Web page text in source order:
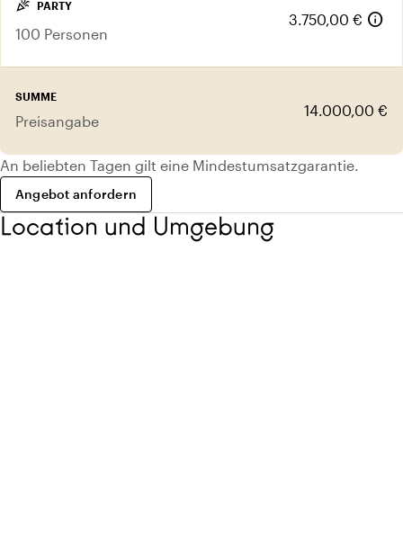
celebration PARTY
100 Personen
3.750,00 € info
SUMME
Preisangabe
14.000,00 €
An beliebten Tagen gilt eine Mindestumsatzgarantie.
Angebot anfordern
Location und Umgebung